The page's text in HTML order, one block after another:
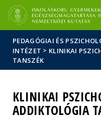
PEDAGÓGIAI ÉS
INTÉZET > KLINIKAI
TANSZÉK
KLINIKAI
ADDIKTOLÓGIA